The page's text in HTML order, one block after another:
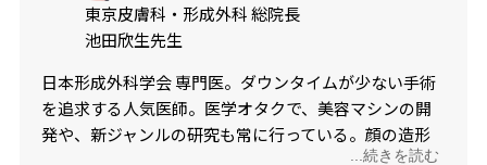
東京皮膚科・形成外科 総院長
池田欣生先生
日本形成外科学会 専門医。ダウンタイムが少ない手術
を追求する人気医師。医学オタクで、美容マシンの開
発や、新ジャンルの研究も常に行っている。顔の造形
...続きを読む